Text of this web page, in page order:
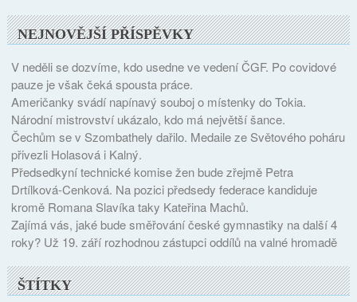
NEJNOVĚJŠÍ PŘÍSPĚVKY
V neděli se dozvíme, kdo usedne ve vedení ČGF. Po covidové
pauze je však čeká spousta práce.
Američanky svádí napínavý souboj o místenky do Tokia.
Národní mistrovství ukázalo, kdo má největší šance.
Čechům se v Szombathely dařilo. Medaile ze Světového poháru
přivezli Holasová i Kalný.
Předsedkyní technické komise žen bude zřejmě Petra
Drtílková-Cenková. Na pozici předsedy federace kandiduje
kromě Romana Slavíka taky Kateřina Machů.
Zajímá vás, jaké bude směřování české gymnastiky na další 4
roky? Už 19. září rozhodnou zástupci oddílů na valné hromadě
ŠTÍTKY